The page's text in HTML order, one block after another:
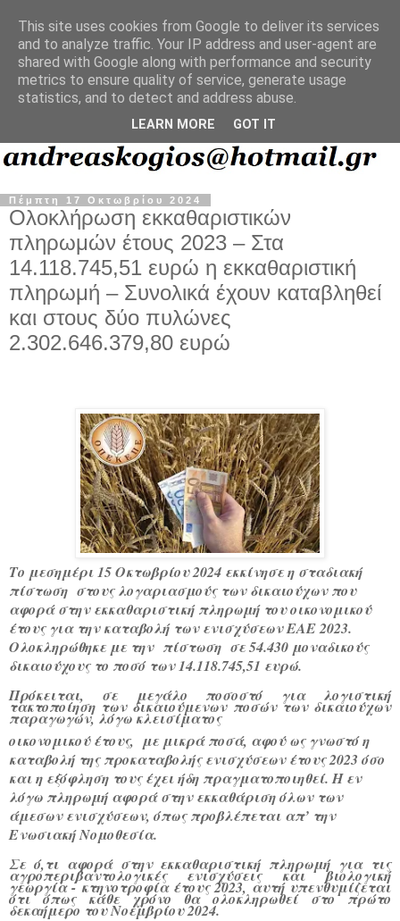
Πέμπτη 17 Οκτωβρίου 2024
Ολοκλήρωση εκκαθαριστικών
πληρωμών έτους 2023 – Στα
14.118.745,51 ευρώ η εκκαθαριστική
πληρωμή – Συνολικά έχουν καταβληθεί
και στους δύο πυλώνες
2.302.646.379,80 ευρώ
Το μεσημέρι 15 Οκτωβρίου 2024 εκκίνησε η σταδιακή
πίστωση στους λογαριασμούς των δικαιούχων που
αφορά στην εκκαθαριστική πληρωμή του οικονομικού
έτους για την καταβολή των ενισχύσεων ΕΑΕ 2023.
Ολοκληρώθηκε με την πίστωση σε 54.430 μοναδικούς
δικαιούχους το ποσό των 14.118.745,51 ευρώ.
Πρόκειται, σε μεγάλο ποσοστό για λογιστική
τακτοποίηση των δικαιούμενων ποσών των δικαιούχων
παραγωγών, λόγω κλεισίματος
οικονομικού έτους, με μικρά ποσά, αφού ως γνωστό η
καταβολή της προκαταβολής ενισχύσεων έτους 2023 όσο
και η εξόφληση τους έχει ήδη πραγματοποιηθεί. Η εν
λόγω πληρωμή αφορά στην εκκαθάριση όλων των
άμεσων ενισχύσεων, όπως προβλέπεται απ’ την
Ενωσιακή Νομοθεσία.
Σε ό,τι αφορά στην εκκαθαριστική πληρωμή για τις
αγροπεριβαντολογικές ενισχύσεις και βιολογική
γεωργία - κτηνοτροφία έτους 2023, αυτή υπενθυμίζεται
ότι όπως κάθε χρόνο θα ολοκληρωθεί στο πρώτο
δεκαήμερο του Νοεμβρίου 2024.
This site uses cookies from Google to deliver its services
and to analyze traffic. Your IP address and user-agent are
shared with Google along with performance and security
metrics to ensure quality of service, generate usage
statistics, and to detect and address abuse.
LEARN MORE GOT IT